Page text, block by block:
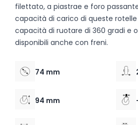
filettato, a piastrae e foro
capacità di carico di queste rotelle
capacità di ruotare di 360 gradi e
disponibili anche con freni.
74 mm
94 mm